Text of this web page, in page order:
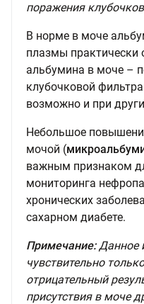
поражения
В норме в моче
плазмы практически
альбумина в моче –
клубочковой
возможно и при
Небольшое
мочой (
важным признаком
мониторинга
хронических
сахарном диабете.
Примечание:Данное
чувствительно
отрицательный
присутствия в моче